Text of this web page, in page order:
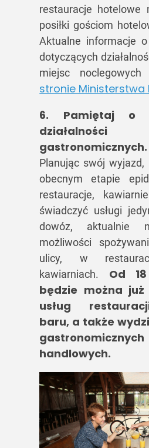
restauracje hotelowe
posiłki gościom
Aktualne informacje
dotyczących
miejsc noclegowych
stronie Ministerstwa
6. Pamiętaj o
działalności
gastronomicznych.
Planując swój
obecnym etapie
restauracje,
świadczyć usługi
dowóz, aktualnie
możliwości
ulicy, w
kawiarniach. Od
będzie można
usług
baru, a także
handlowych.